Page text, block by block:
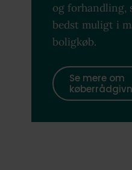
og forhandling,
bedst muligt i
boligkøb.
Se mere om